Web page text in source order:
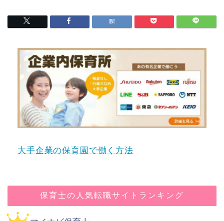
大手企業の保育園で働く方法
保育士の人気転職サイトランキング